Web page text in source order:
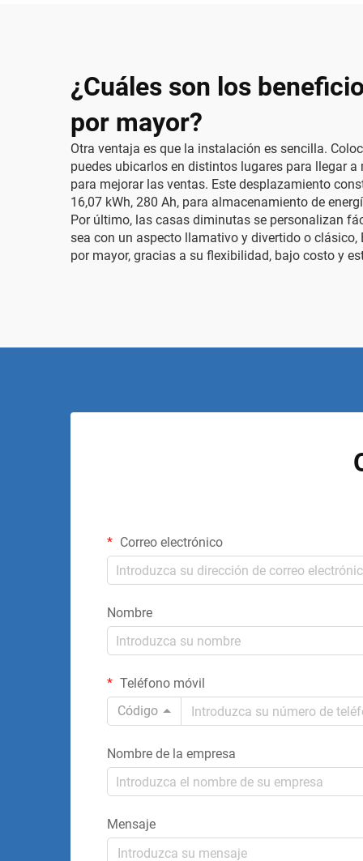
¿Cuáles son los
por mayor?
Otra ventaja es que la instalación es sencilla.
puedes ubicarlos en distintos lugares para llegar
para mejorar las ventas. Este desplazamiento
16,07 kWh, 280 Ah, para almacenamiento de
Por último, las casas diminutas se personalizan
sea con un aspecto llamativo y divertido o
por mayor, gracias a su flexibilidad, bajo costo y
Correo electrónico
Nombre
Teléfono móvil
Código
Nombre de la empresa
Mensaje